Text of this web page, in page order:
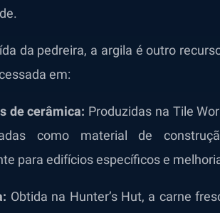
da pedreira, a argila é outro
em:
de cerâmica: Produzidas na Tile
como material de
para edifícios específicos e
Obtida na Hunter’s Hut, a carne